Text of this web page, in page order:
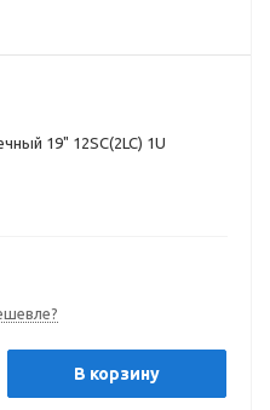
19" 12SC(2LC) 1U
В корзину